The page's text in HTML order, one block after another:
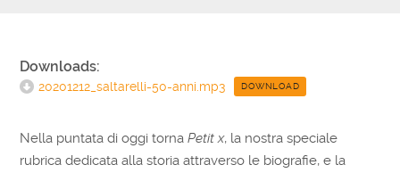
Downloads:
20201212_saltarelli-50-anni.mp3 DOWNLOAD
Nella puntata di oggi tornaPetit x, la nostra speciale
rubrica dedicata alla storia attraverso le biografie, e la